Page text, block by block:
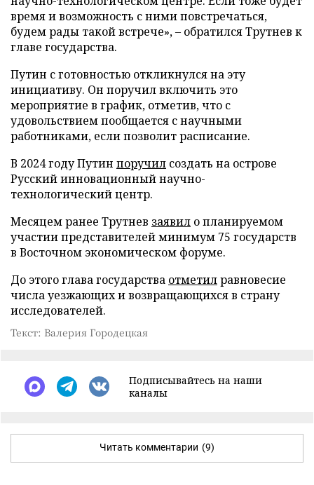
время и возможность с ними повстречаться,
будем рады такой встрече», – обратился Трутнев к
главе государства.
Путин с готовностью откликнулся на эту
инициативу. Он поручил включить это
мероприятие в график, отметив, что с
удовольствием пообщается с научными
работниками, если позволит расписание.
В 2024 году Путин поручил создать на острове
Русский инновационный научно-
технологический центр.
Месяцем ранее Трутнев заявил о планируемом
участии представителей минимум 75 государств
в Восточном экономическом форуме.
До этого глава государства отметилравновесие
числа уезжающих и возвращающихся в страну
исследователей.
Текст: Валерия Городецкая
Подписывайтесь на наши
каналы
Читать комментарии (9)